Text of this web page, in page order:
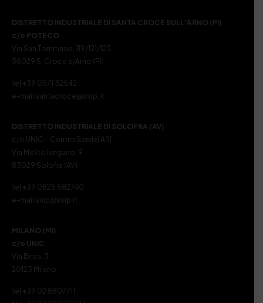
DISTRETTO INDUSTRIALE DI SANTA CROCE SULL’ARNO (PI)
c/o POTECO
Via San Tommaso, 119/121/123
56029 S. Croce s/Arno (PI)
tel +39 0571 32542
e-mail santacroce@ssip.it
DISTRETTO INDUSTRIALE DI SOLOFRA (AV)
c/o UNIC – Centro Servizi ASI
Via Melito Iangano, 9
83029 Solofra (AV)
tel +39 0825 582740
e-mail ssip@ssip.it
MILANO (MI)
c/o UNIC
Via Brisa, 3
20123 Milano
tel +39 02 8807711